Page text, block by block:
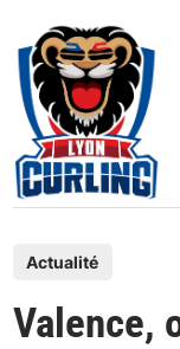
content
s
Actualité
Valence,